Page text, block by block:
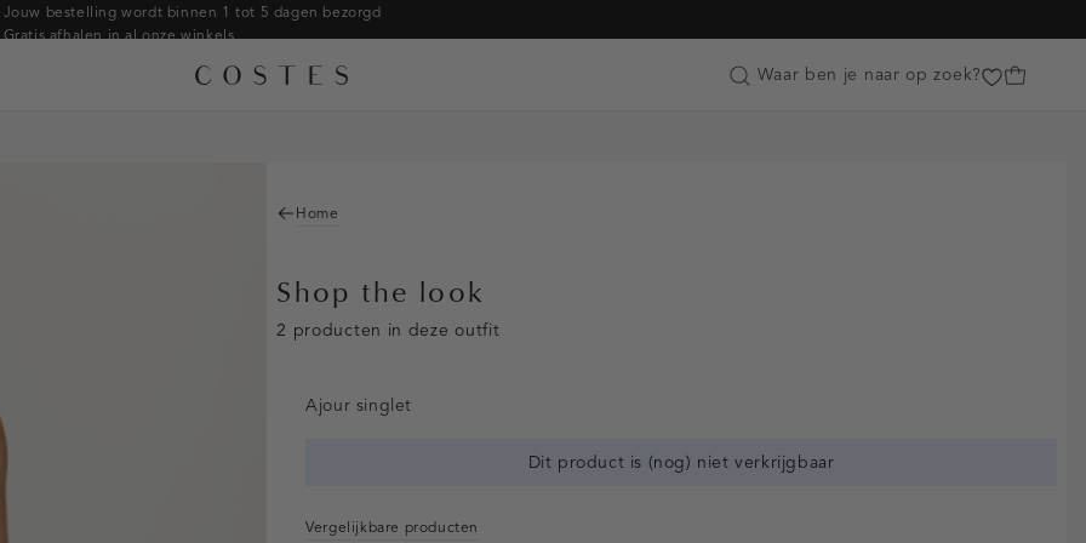
Jouw bestelling wordt binnen 1 tot 5 dagen bezorgd
Gratis afhalen in al onze winkels
Betaal zoals jij wilt: o.a. iDEAL | Wero, Riverty, Apple pay & creditcard
Customer Care
Waar ben je naar op zoek?
Home
Shop the look
2 producten in deze outfit
Ajour singlet
Dit product is (nog) niet verkrijgbaar
Vergelijkbare producten